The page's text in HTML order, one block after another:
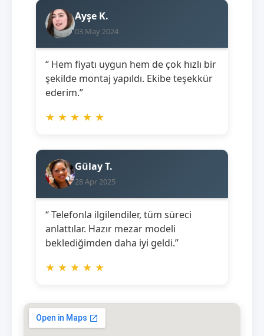
Ayşe K.
03 May 2024
“ Hem fiyatı uygun hem de çok hızlı bir
şekilde montaj yapıldı. Ekibe teşekkür
ederim.”
★ ★ ★ ★ ★
Gülay T.
28 Apr 2025
“ Telefonla ilgilendiler, tüm süreci
anlattılar. Hazır mezar modeli
beklediğimden daha iyi geldi.”
★ ★ ★ ★ ★